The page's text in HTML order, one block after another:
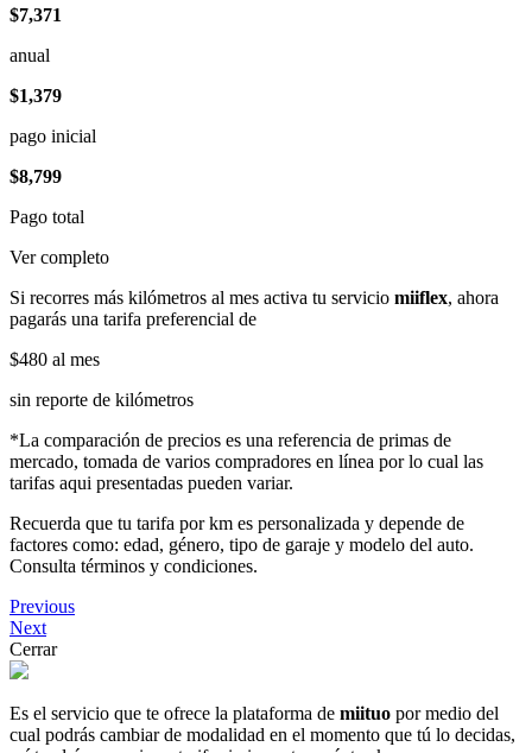
$7,371
anual
$1,379
pago inicial
$8,799
Pago total
Ver completo
Si recorres más kilómetros al mes activa tu servicio miiflex, ahora
pagarás una tarifa preferencial de
$480 al mes
sin reporte de kilómetros
*La comparación de precios es una referencia de primas de
mercado, tomada de varios compradores en línea por lo cual las
tarifas aqui presentadas pueden variar.
Recuerda que tu tarifa por km es personalizada y depende de
factores como: edad, género, tipo de garaje y modelo del auto.
Consulta términos y condiciones.
Previous
Next
Cerrar
Es el servicio que te ofrece la plataforma de miituo por medio del
cual podrás cambiar de modalidad en el momento que tú lo decidas,